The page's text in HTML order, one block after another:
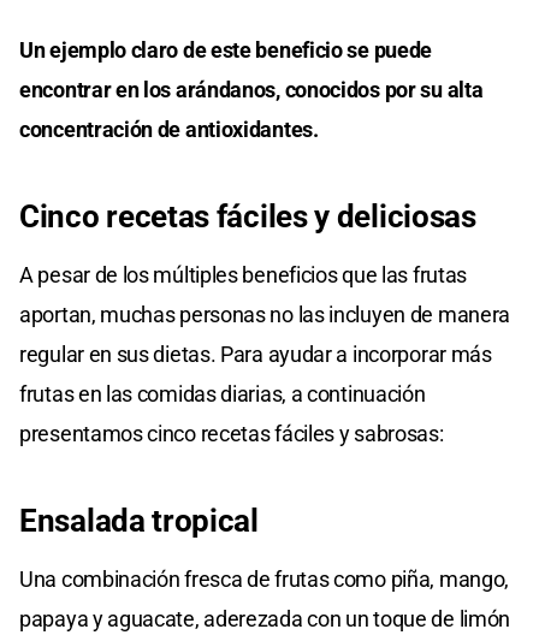
Un ejemplo claro de este beneficio se puede
encontrar en los arándanos, conocidos por su alta
concentración de antioxidantes.
Cinco recetas fáciles y deliciosas
A pesar de los múltiples beneficios que las frutas
aportan, muchas personas no las incluyen de manera
regular en sus dietas. Para ayudar a incorporar más
frutas en las comidas diarias, a continuación
presentamos cinco recetas fáciles y sabrosas:
Ensalada tropical
Una combinación fresca de frutas como piña, mango,
papaya y aguacate, aderezada con un toque de limón